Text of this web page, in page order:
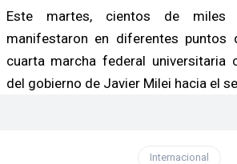
Este martes, cientos de miles
manifestaron en diferentes puntos
cuarta marcha federal universitaria
del gobierno de Javier Milei hacia el
Internacional